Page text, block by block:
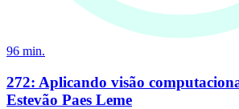
96 min.
272: Aplicando visão
Estevão Paes Leme